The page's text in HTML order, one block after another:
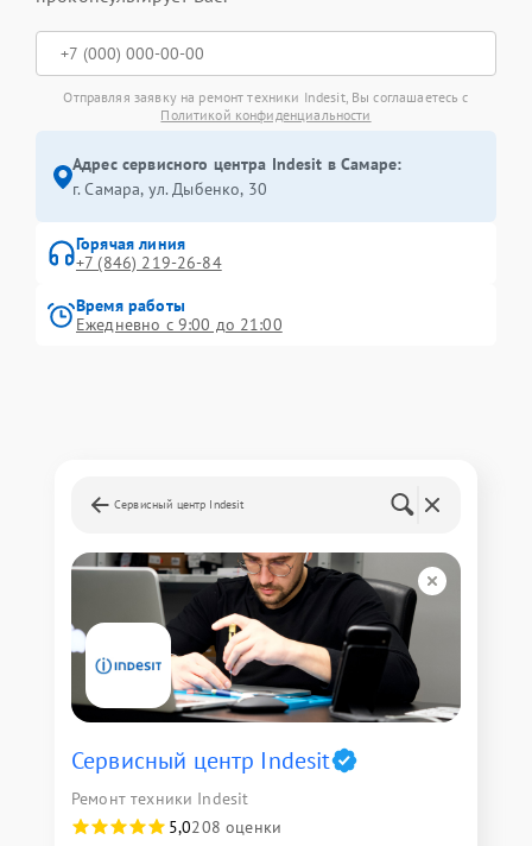
Отправляя заявку на ремонт техники Indesit, Вы соглашаетесь с
Политикой конфиденциальности
Адрес сервисного центра Indesit в Самаре:
г. Самара, ул. Дыбенко, 30
Горячая линия
+7 (846) 219-26-84
Время работы
Ежедневно с 9:00 до 21:00
Сервисный центр Indesit
Сервисный центр Indesit
Ремонт техники Indesit
5,0208 оценки